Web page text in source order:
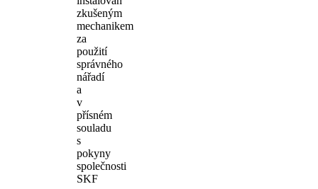
zkušeným
mechanikem
za
použití
správného
nářadí
a
v
přísném
souladu
s
pokyny
společnosti
SKF